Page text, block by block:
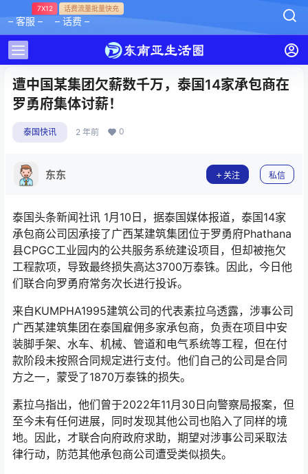
– 客服 –
7X12
– 话费 –
话费流量批量快充
遭中国某集团欠薪数千万，泰国14家承包商在
罗勇府集体讨薪！
泰国快讯 2 年前 0
东东 关注 私信
泰国头条新闻社讯 1月10日，据泰国媒体报道，泰国14家
承包商公司因承接了广西某建筑集团位于罗勇府Phathana
县CPGC工业园内的公共服务系统建设项目，但却被拖欠
工程款项，导致最终损失高达3700万泰铢。因此，今日他
们联合向罗勇府常务次长进行投诉。
来自KUMPHA1995建筑公司的代表素拉乌透露，涉事公司
广西某建筑集团在泰国雇佣多家承包商，负责在项目中安
装脚手架、水车、机械、管道和电气系统等工程，但在付
款阶段未按照合同规定进行支付。他们自己的公司是合同
方之一，蒙受了1870万泰铢的损失。
素拉乌指出，他们曾于2022年11月30日向警察局报案，但
至今未有任何进展，同时发现其他公司也陷入了同样的境
地。因此，才联合向府政府求助，期望对涉事公司采取法
律行动，防范其他承包商公司遭受类似损失。